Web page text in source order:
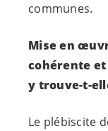
communes.
Mise en
cohérente
y trouve-t-
Le plébiscite